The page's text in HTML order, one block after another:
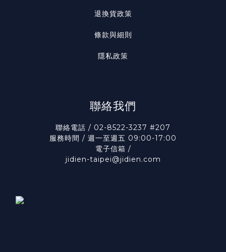
退換貨政策
條款與細則
隱私政策
聯絡我們
聯絡電話 / 02-8522-3237 #207
服務時間 / 週一至週五 09:00-17:00
電子信箱 /
jidien-taipei@jidien.com